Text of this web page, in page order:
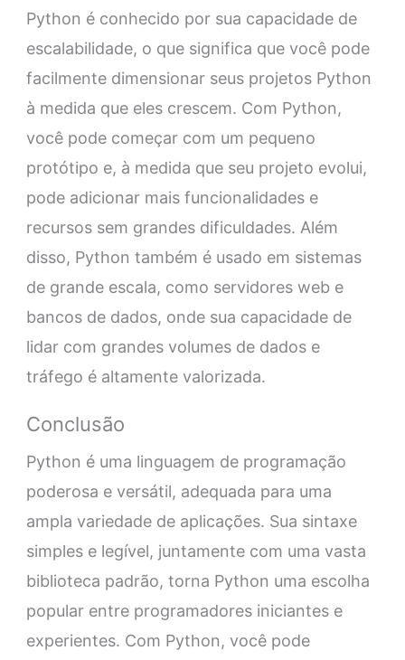
Python é conhecido por sua capacidade de
escalabilidade, o que significa que você pode
facilmente dimensionar seus projetos Python
à medida que eles crescem. Com Python,
você pode começar com um pequeno
protótipo e, à medida que seu projeto evolui,
pode adicionar mais funcionalidades e
recursos sem grandes dificuldades. Além
disso, Python também é usado em sistemas
de grande escala, como servidores web e
bancos de dados, onde sua capacidade de
lidar com grandes volumes de dados e
tráfego é altamente valorizada.
Conclusão
Python é uma linguagem de programação
poderosa e versátil, adequada para uma
ampla variedade de aplicações. Sua sintaxe
simples e legível, juntamente com uma vasta
biblioteca padrão, torna Python uma escolha
popular entre programadores iniciantes e
experientes. Com Python, você pode